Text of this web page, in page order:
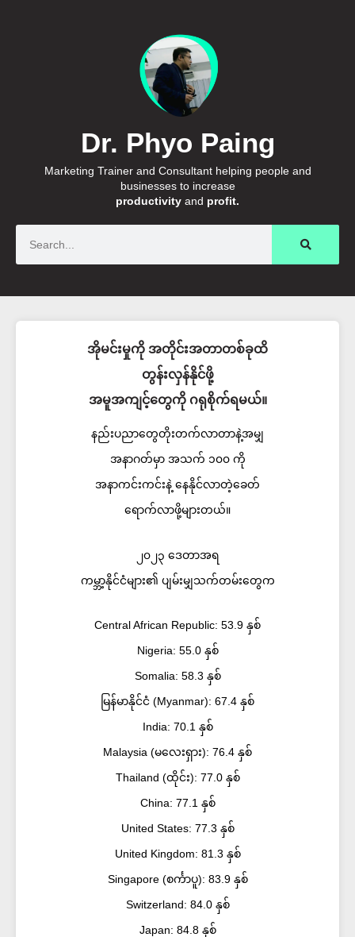
Dr. Phyo Paing
Marketing Trainer and Consultant helping people and
businesses to increase
productivity and profit.
အိုမင်းမှုကို အတိုင်းအတာတစ်ခုထိ
တွန်းလှန်နိုင်ဖို့
အမူအကျင့်တွေကို ဂရုစိုက်ရမယ်။
နည်းပညာတွေတိုးတက်လာတာနဲ့အမျှ
အနာဂတ်မှာ အသက် ၁၀၀ ကို
အနာကင်းကင်းနဲ့ နေနိုင်လာတဲ့ခေတ်
ရောက်လာဖို့များတယ်။
၂၀၂၃ ဒေတာအရ
ကမ္ဘာ့နိုင်ငံများ၏ ပျမ်းမျှသက်တမ်းတွေက
Central African Republic: 53.9 နှစ်
Nigeria: 55.0 နှစ်
Somalia: 58.3 နှစ်
မြန်မာနိုင်ငံ (Myanmar): 67.4 နှစ်
India: 70.1 နှစ်
Malaysia (မလေးရှား): 76.4 နှစ်
Thailand (ထိုင်း): 77.0 နှစ်
China: 77.1 နှစ်
United States: 77.3 နှစ်
United Kingdom: 81.3 နှစ်
Singapore (စင်္ကာပူ): 83.9 နှစ်
Switzerland: 84.0 နှစ်
Japan: 84.8 နှစ်